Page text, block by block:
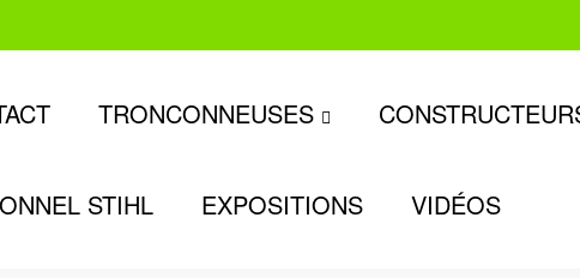
TRONCONNEUSES
STIHL EXPOSITIONS VIDÉOS